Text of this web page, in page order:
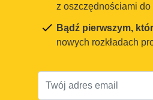
z oszczędnościami do
Bądź pierwszym,
nowych rozkładach